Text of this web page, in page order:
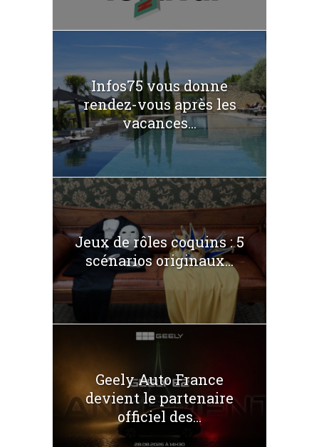
Infos75 vous donne
rendez-vous après les
vacances...
Jeux de rôles coquins : 5
scénarios originaux...
Geely Auto France
devient le partenaire
officiel des...